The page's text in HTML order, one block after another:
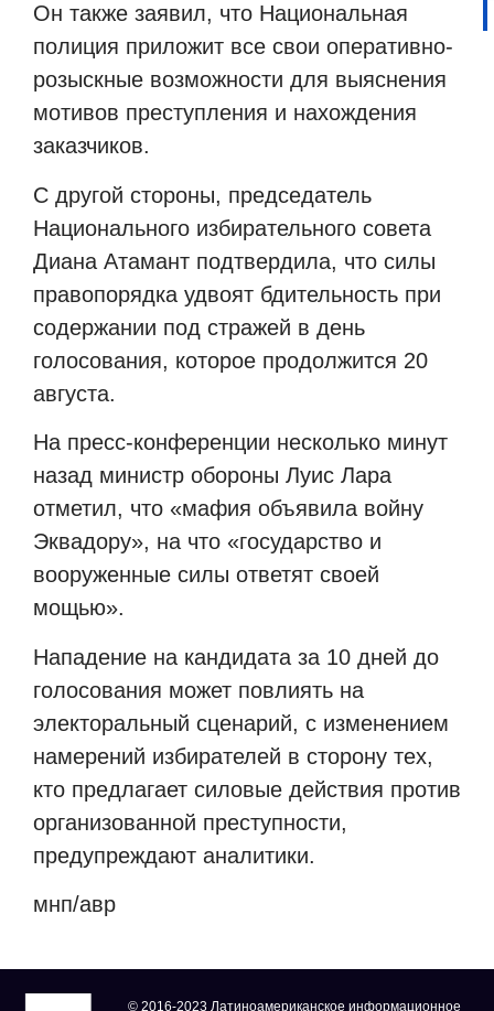
Он также заявил, что Национальная
полиция приложит все свои оперативно-
розыскные возможности для выяснения
мотивов преступления и нахождения
заказчиков.
С другой стороны, председатель
Национального избирательного совета
Диана Атамант подтвердила, что силы
правопорядка удвоят бдительность при
содержании под стражей в день
голосования, которое продолжится 20
августа.
На пресс-конференции несколько минут
назад министр обороны Луис Лара
отметил, что «мафия объявила войну
Эквадору», на что «государство и
вооруженные силы ответят своей
мощью».
Нападение на кандидата за 10 дней до
голосования может повлиять на
электоральный сценарий, с изменением
намерений избирателей в сторону тех,
кто предлагает силовые действия против
организованной преступности,
предупреждают аналитики.
мнп/авр
© 2016-2023 Латиноамериканское информационное